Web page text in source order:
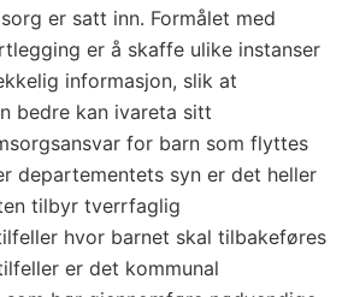
er satt inn. Formålet med
er å skaffe ulike instanser
informasjon, slik at
bedre kan ivareta sitt
for barn som flyttes
departementets syn er det heller
tilbyr tverrfaglig
hvor barnet skal tilbakeføres
er det kommunal